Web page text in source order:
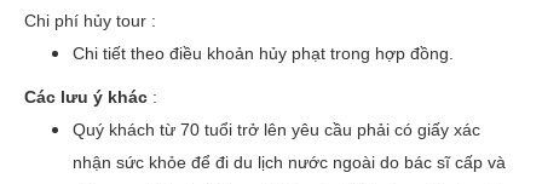
Chi phí hủy tour :
Chi tiết theo điều khoản hủy phạt trong hợp đồng.
Các lưu ý khác :
Quý khách từ 70 tuổi trở lên yêu cầu phải có giấy xác
nhận sức khỏe để đi du lịch nước ngoài do bác sĩ cấp và